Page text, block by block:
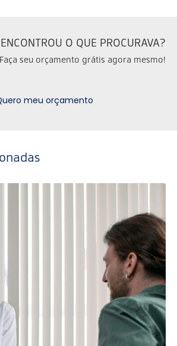
ENCONTROU O QUE PROCURAVA?
Faça seu orçamento grátis agora mesmo!
meu orçamento